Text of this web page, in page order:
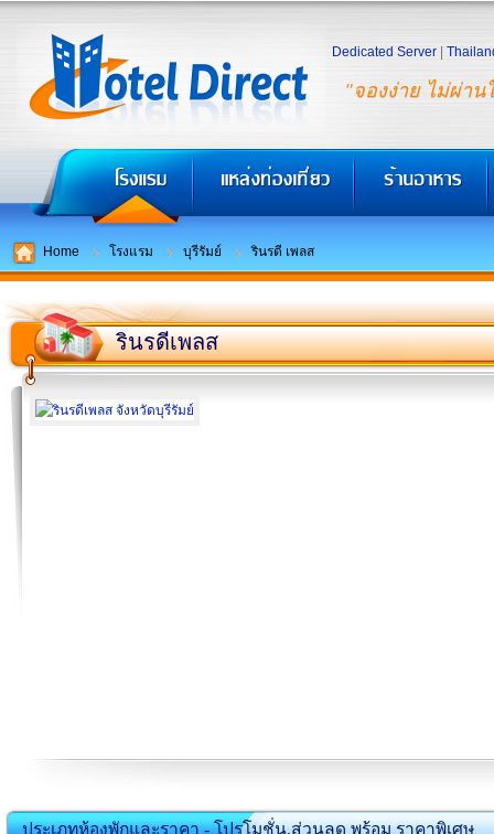
"จองง่าย ไม่ผ่าน
Dedicated Server
Home โรงแรม บุรีรัมย์ รินรดี เพลส
รินรดีเพลส
ประเภทห้องพักและราคา - โปรโมชั่น,ส่วนลด พร้อม ราคาพิเศษ